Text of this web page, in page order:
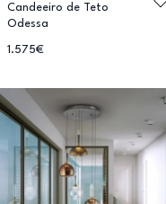
Candeeiro de Teto
Odessa
1.575€